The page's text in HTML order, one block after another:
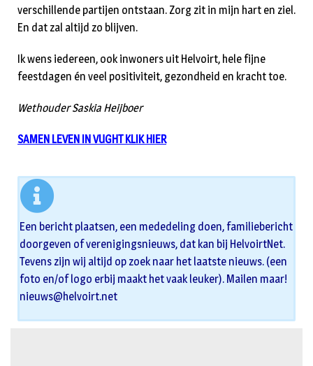
verschillende partijen ontstaan. Zorg zit in mijn hart en ziel.
En dat zal altijd zo blijven.
Ik wens iedereen, ook inwoners uit Helvoirt, hele fijne
feestdagen én veel positiviteit, gezondheid en kracht toe.
Wethouder Saskia Heijboer
SAMEN LEVEN IN VUGHT KLIK HIER
Een bericht plaatsen, een mededeling doen, familiebericht
doorgeven of verenigingsnieuws, dat kan bij HelvoirtNet.
Tevens zijn wij altijd op zoek naar het laatste nieuws. (een
foto en/of logo erbij maakt het vaak leuker). Mailen maar!
nieuws@helvoirt.net